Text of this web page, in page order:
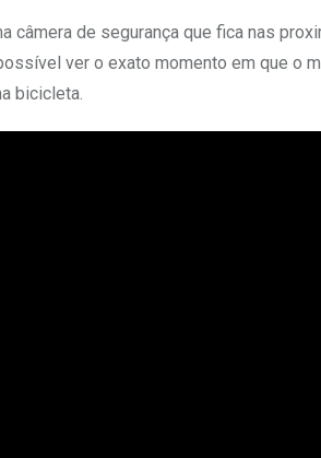
câmera de segurança que fica nas
ver o exato momento em que o
bicicleta.